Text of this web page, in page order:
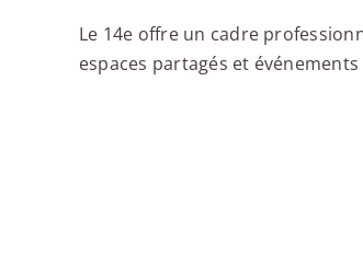
Le 14e offre un cadre
espaces partagés et